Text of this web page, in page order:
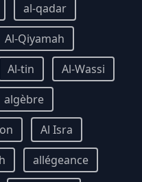
al-qadar
Al-Qiyamah
Al-tin
Al-Wassi
algèbre
Al Isra
allégeance